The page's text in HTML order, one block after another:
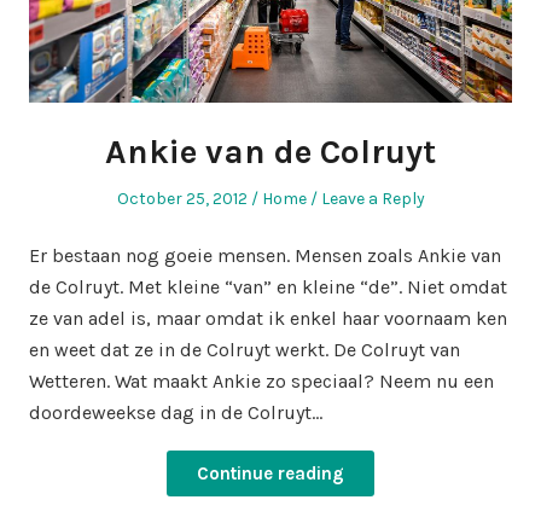
Ankie van de Colruyt
Posted
October 25, 2012
Posted
Home Leave a Reply
Er bestaan nog goeie mensen. Mensen zoals Ankie van
de Colruyt. Met kleine “van” en kleine “de”. Niet omdat
ze van adel is, maar omdat ik enkel haar voornaam ken
en weet dat ze in de Colruyt werkt. De Colruyt van
Wetteren. Wat maakt Ankie zo speciaal? Neem nu een
doordeweekse dag in de Colruyt…
Continue reading